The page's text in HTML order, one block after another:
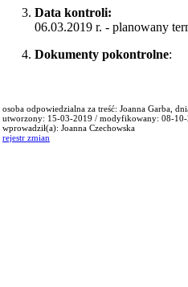
Data kontroli:
06.03.2019 r. - planowany
Dokumenty pokontrolne:
osoba odpowiedzialna za treść: Joanna Garba,
utworzony: 15-03-2019 / modyfikowany: 08-10-
wprowadził(a): Joanna Czechowska
rejestr zmian